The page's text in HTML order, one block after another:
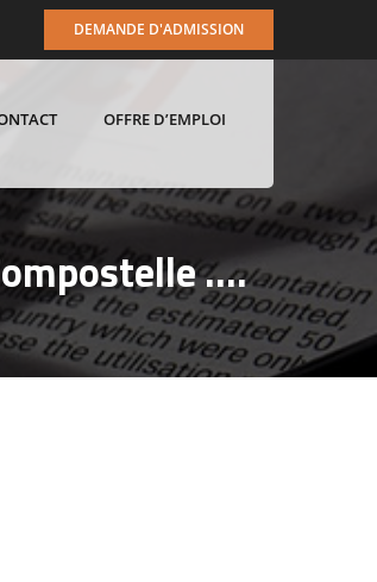
DEMANDE D'ADMISSION
OFFRE D’EMPLOI
….